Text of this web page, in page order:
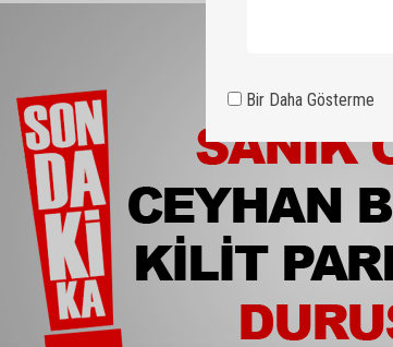
Bir Daha Gösterme